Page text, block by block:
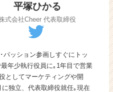
平塚ひかる
式会社Cheer 代表取締役
パッション参画しすぐにトッ
年少執行役員に｡1年目で営業
としてマーケティングや開
独立、代表取締役就任｡現在